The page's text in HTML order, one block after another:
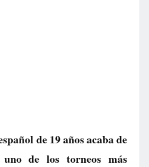
de 19 años acaba de
de los torneos más